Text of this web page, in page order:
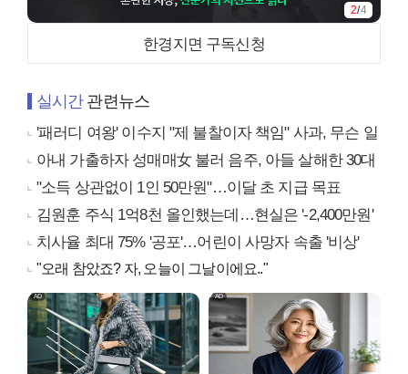
3/4
한경지면 구독신청
실시간관련뉴스
'패러디 여왕' 이수지 "제 불찰이자 책임" 사과, 무슨 일
아내 가출하자 성매매女 불러 음주, 아들 살해한 30대
"소득 상관없이 1인 50만원"…이달 초 지급 목표
김원훈 주식 1억8천 올인했는데…현실은 '-2,400만원'
치사율 최대 75% '공포'…어린이 사망자 속출 '비상'
"오래 참았죠? 자, 오늘이 그날이에요.."